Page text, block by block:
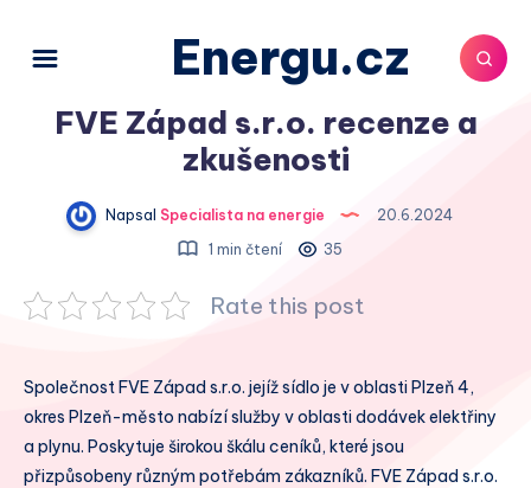
Energu.cz
FVE Západ s.r.o. recenze a
zkušenosti
Napsal Specialista na energie
20.6.2024
1 min čtení
35
Rate this post
Společnost FVE Západ s.r.o. jejíž sídlo je v oblasti Plzeň 4,
okres Plzeň-město nabízí služby v oblasti dodávek elektřiny
a plynu. Poskytuje širokou škálu ceníků, které jsou
přizpůsobeny různým potřebám zákazníků. FVE Západ s.r.o.